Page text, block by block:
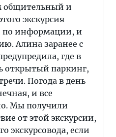
общительный и
экскурсия
по информации, и
Алина заранее с
где в
открытый паркинг,
Погода в день
и все
Мы получили
от этой экскурсии,
экскурсовода, если